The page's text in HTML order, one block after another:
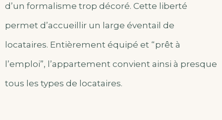
d’un formalisme trop décoré. Cette liberté
permet d’accueillir un large éventail de
locataires. Entièrement équipé et “prêt à
l’emploi”, l’appartement convient ainsi à presque
tous les types de locataires.